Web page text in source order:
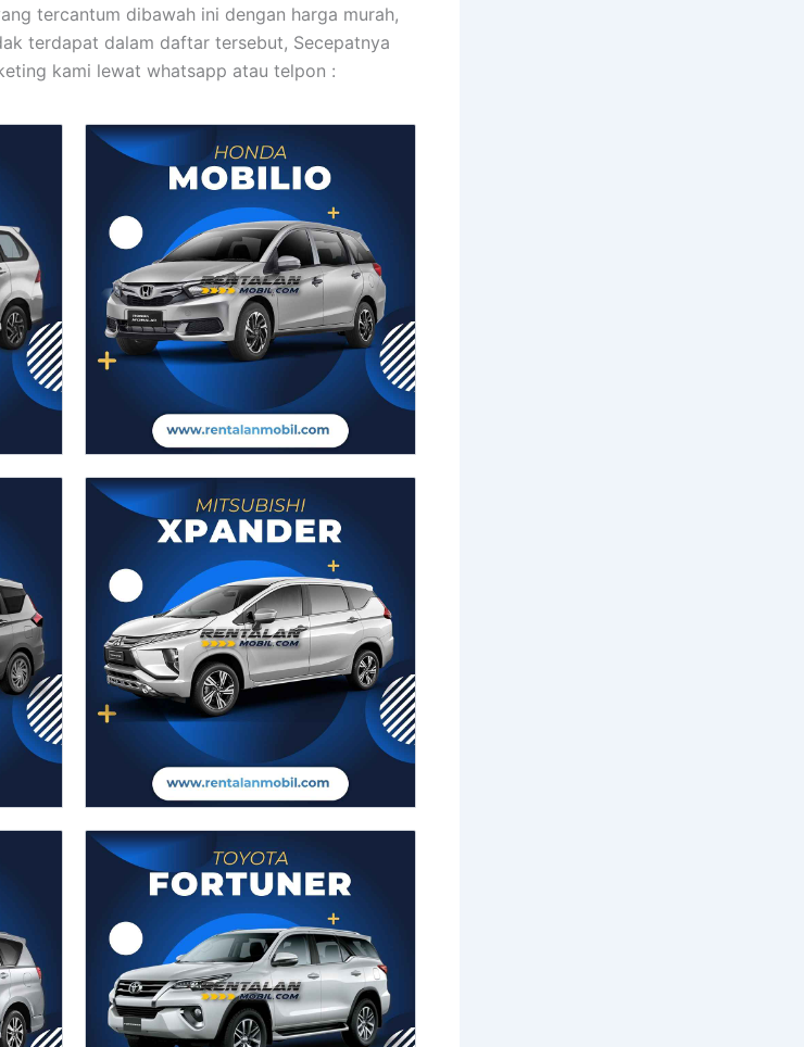
tercantum dibawah ini dengan harga murah,
terdapat dalam daftar tersebut, Secepatnya
kami lewat whatsapp atau telpon :